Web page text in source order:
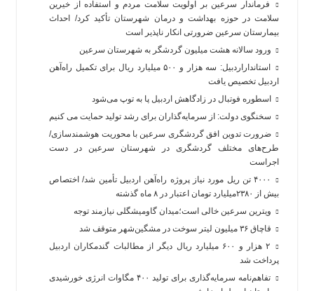
فرماندار سرعین بر اولویت سلامت مردم و استفاده از خیرین
سلامت در حوزه بهداشت و درمان شهرستان تأکید کرد/ احداث
بیمارستان سرعین ضرورتی انکار ناپذیر است
ورود سالانه هشت میلیون گردشگر به شهرستان سرعین
استانداراردبیل: سه هزار و ۵۰۰ میلیارد ریال برای تکمیل راه‌آهن
اردبیل تخصیص یافت
اسطوره فوتبال در زادگاهش اردبیل پا به توپ می‌شود
سخنگوی دولت: از سرمایه‌گذاران برای رشد تولید حمایت می کنیم
ضرورت تدوین افق گردشگری سرعین با محوریت هوشمندسازی/
طرح‌های مختلف گردشگری در شهرستان سرعین در دست
اجراست
۴۰۰۰ تن ریل مورد نیاز پروژه راه‌آهن اردبیل تأمین شد/ اختصاص
بیش از ۲۳۸۰میلیارد تومان اعتبار در ۸ ماه گذشته
ویترین سرعین خالی است؛میدان گاومیشگلی نیازمند توجه
قاچاق ۳۶ میلیون لیتر سوخت در مشگین‌شهر متوقف شد
۲ هزار و ۶۰۰‌ میلیارد ریال دیگر از مطالبات گندمکاران اردبیل
پرداخت شد
تفاهم‌نامه سرمایه‌گذاری برای تولید ۴۰۰ مگاوات انرژی خورشیدی